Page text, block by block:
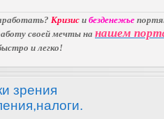
Кризис и безденежье
своей мечты на нашем
и легко!
зрения